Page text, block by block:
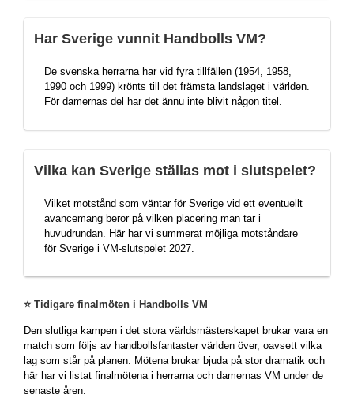
Har Sverige vunnit Handbolls VM?
De svenska herrarna har vid fyra tillfällen (1954, 1958,
1990 och 1999) krönts till det främsta landslaget i världen.
För damernas del har det ännu inte blivit någon titel.
Vilka kan Sverige ställas mot i slutspelet?
Vilket motstånd som väntar för Sverige vid ett eventuellt
avancemang beror på vilken placering man tar i
huvudrundan. Här har vi summerat möjliga motståndare
för Sverige i VM-slutspelet 2027.
⭐ Tidigare finalmöten i Handbolls VM
Den slutliga kampen i det stora världsmästerskapet brukar vara en
match som följs av handbollsfantaster världen över, oavsett vilka
lag som står på planen. Mötena brukar bjuda på stor dramatik och
här har vi listat finalmötena i herrarna och damernas VM under de
senaste åren.